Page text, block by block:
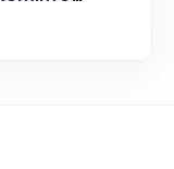
di